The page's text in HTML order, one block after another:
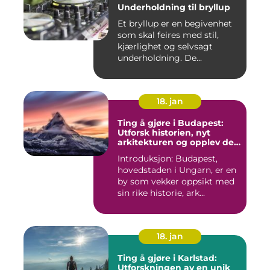
Underholdning til bryllup
Et bryllup er en begivenhet
som skal feires med stil,
kjærlighet og selvsagt
underholdning. De...
18. jan
Ting å gjøre i Budapest:
Utforsk historien, nyt
arkitekturen og opplev det
Introduksjon: Budapest,
hovedstaden i Ungarn, er en
by som vekker oppsikt med
sin rike historie, ark...
18. jan
Ting å gjøre i Karlstad:
Utforskningen av en unik